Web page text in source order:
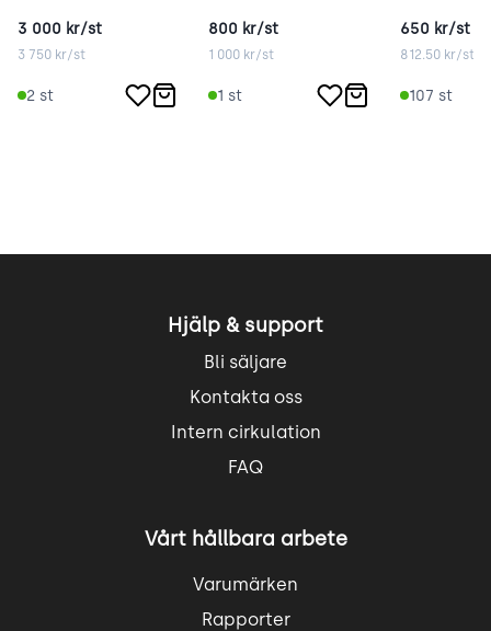
3 000 kr/st
3 750 kr/st
2 st
800 kr/st
1 000 kr/st
1 st
650 kr/st
812.50kr/st
107 st
Hjälp & support
Bli säljare
Kontakta oss
Intern cirkulation
FAQ
Vårt hållbara arbete
Varumärken
Rapporter